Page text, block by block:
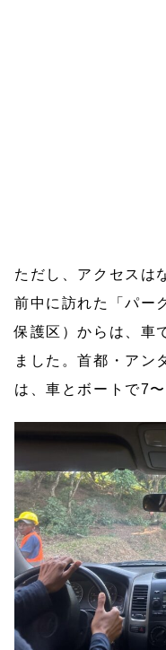
ただし、アクセスは
前中に訪れた「パー
保護区）からは、車
ました。首都・アン
は、車とボートで7